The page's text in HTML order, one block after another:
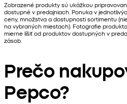
Zobrazené produkty sú ukážkou
dostupné v predajniach. Ponuka v
ceny, množstva a dostupnosti sortimentu
na vybraných miestach). Fotografie
mierne líšiť od produktov dostupných v
zásob.
Prečo
Pepco?